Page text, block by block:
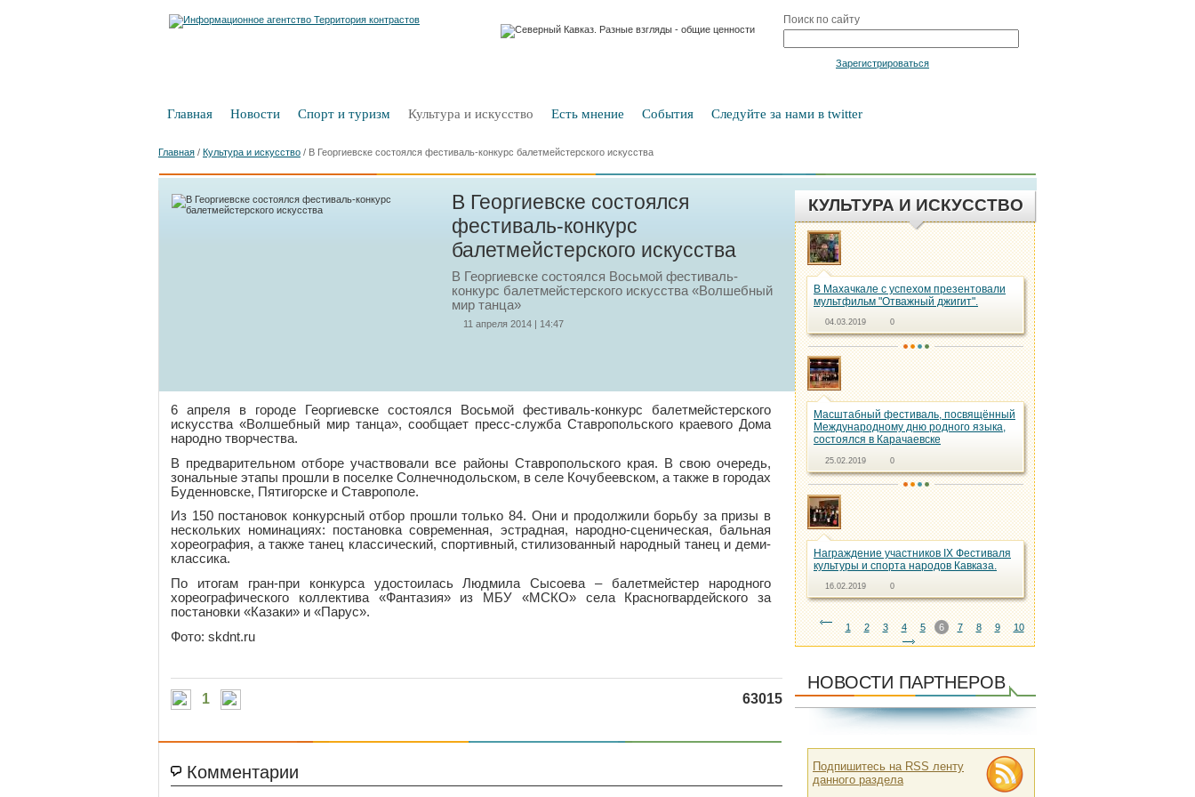
Поиск по сайту
Зарегистрироваться
Главная Новости Спорт и туризм Культура и искусство Есть мнение События Следуйте за нами в twitter
Главная / Культура и искусство / В Георгиевске состоялся фестиваль-конкурс балетмейстерского искусства
В Георгиевске состоялся
фестиваль-конкурс
балетмейстерского искусства
В Георгиевске состоялся Восьмой фестиваль-
конкурс балетмейстерского искусства «Волшебный
мир танца»
11 апреля 2014 | 14:47
6 апреля в городе Георгиевске состоялся Восьмой фестиваль-конкурс балетмейстерского
искусства «Волшебный мир танца», сообщает пресс-служба Ставропольского краевого Дома
народно творчества.
В предварительном отборе участвовали все районы Ставропольского края. В свою очередь,
зональные этапы прошли в поселке Солнечнодольском, в селе Кочубеевском, а также в городах
Буденновске, Пятигорске и Ставрополе.
Из 150 постановок конкурсный отбор прошли только 84. Они и продолжили борьбу за призы в
нескольких номинациях: постановка современная, эстрадная, народно-сценическая, бальная
хореография, а также танец классический, спортивный, стилизованный народный танец и деми-
классика.
По итогам гран-при конкурса удостоилась Людмила Сысоева – балетмейстер народного
хореографического коллектива «Фантазия» из МБУ «МСКО» села Красногвардейского за
постановки «Казаки» и «Парус».
Фото: skdnt.ru
1 63015
Комментарии
КУЛЬТУРА И ИСКУССТВО
В Махачкале с успехом презентовали
мультфильм "Отважный джигит".
04.03.2019 0
Масштабный фестиваль, посвящённый
Международному дню родного языка,
состоялся в Карачаевске
25.02.2019 0
Награждение участников IX Фестиваля
культуры и спорта народов Кавказа.
16.02.2019 0
1 2 3 4 5 6 7 8 9 10
НОВОСТИ ПАРТНЕРОВ
Подпишитесь на RSS ленту
данного раздела